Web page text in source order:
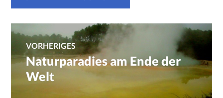
Beitragsnavigation
VORHERIGES
Vorheriger
Beitrag:
Naturparadies am Ende der
Welt